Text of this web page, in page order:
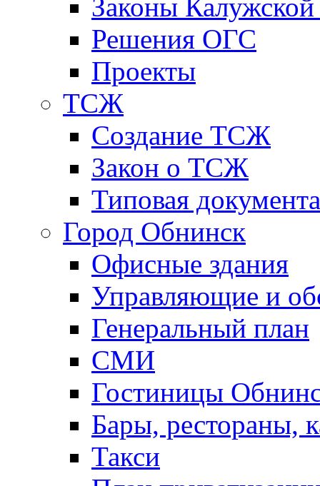
Законы Калужской
Решения ОГС
Проекты
ТСЖ
Создание ТСЖ
Закон о ТСЖ
Типовая
Город Обнинск
Офисные здания
Управляющие и
Генеральный план
СМИ
Гостиницы
Бары, рестораны,
Такси